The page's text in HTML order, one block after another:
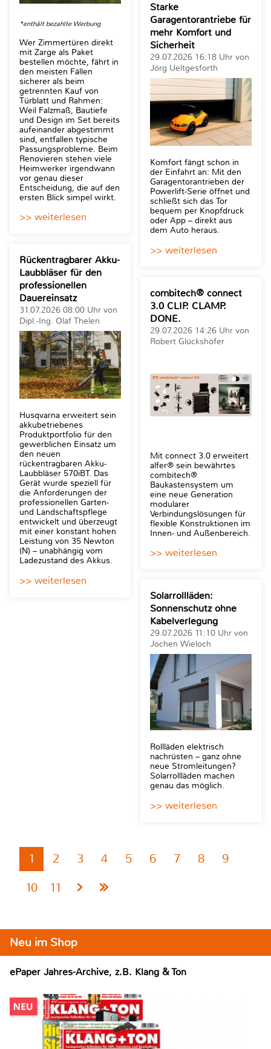
*enthält bezahlte Werbung
Wer Zimmertüren direkt
mit Zarge als Paket
bestellen möchte, fährt in
den meisten Fällen
sicherer als beim
getrennten Kauf von
Türblatt und Rahmen:
Weil Falzmaß, Bautiefe
und Design im Set bereits
aufeinander abgestimmt
sind, entfallen typische
Passungsprobleme. Beim
Renovieren stehen viele
Heimwerker irgendwann
vor genau dieser
Entscheidung, die auf den
ersten Blick simpel wirkt.
>> weiterlesen
Rückentragbarer Akku-
Laubbläser für den
professionellen
Dauereinsatz
31.07.2026 08:00 Uhr von
Dipl.-Ing. Olaf Thelen
Husqvarna erweitert sein
akkubetriebenes
Produktportfolio für den
gewerblichen Einsatz um
den neuen
rückentragbaren Akku-
Laubbläser 570iBT. Das
Gerät wurde speziell für
die Anforderungen der
professionellen Garten-
und Landschaftspflege
entwickelt und überzeugt
mit einer konstant hohen
Leistung von 35 Newton
(N) – unabhängig vom
Ladezustand des Akkus.
>> weiterlesen
Starke
Garagentorantriebe für
mehr Komfort und
Sicherheit
29.07.2026 16:18 Uhr von
Jörg Ueltgesforth
Komfort fängt schon in
der Einfahrt an: Mit den
Garagentorantrieben der
Powerlift-Serie öffnet und
schließt sich das Tor
bequem per Knopfdruck
oder App – direkt aus
dem Auto heraus.
>> weiterlesen
combitech® connect
3.0 CLIP. CLAMP.
DONE.
29.07.2026 14:26 Uhr von
Robert Glückshöfer
Mit connect 3.0 erweitert
alfer® sein bewährtes
combitech®
Baukastensystem um
eine neue Generation
modularer
Verbindungslösungen für
flexible Konstruktionen im
Innen- und Außenbereich.
>> weiterlesen
Solarrollläden:
Sonnenschutz ohne
Kabelverlegung
29.07.2026 11:10 Uhr von
Jochen Wieloch
Rollläden elektrisch
nachrüsten – ganz ohne
neue Stromleitungen?
Solarrollläden machen
genau das möglich.
>> weiterlesen
1 2 3 4 5 6 7 8
9
10
11
Neu im Shop
ePaper Jahres-Archive, z.B. Klang & Ton